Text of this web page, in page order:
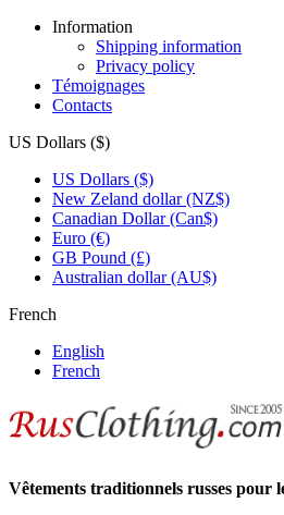
Information
Shipping information
Privacy policy
Témoignages
Contacts
US Dollars ($)
US Dollars ($)
New Zeland dollar (NZ$)
Canadian Dollar (Can$)
Euro (€)
GB Pound (£)
Australian dollar (AU$)
French
English
French
Vêtements traditionnels russes pour